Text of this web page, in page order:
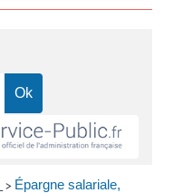
> Épargne salariale,